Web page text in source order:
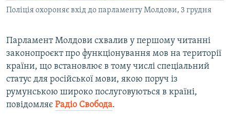
ІНФОГРАФІКА
ДОЛУЧАЙСЯ!
Усі сайти RFE/RL
Поліція охороняє вхід до парламенту Молдови, 3 грудня
Парламент Молдови схвалив у першому читанні
законопроєкт про функціонування мов на території
країни, що встановлює в тому числі спеціальний
статус для російської мови, якою поруч із
румунською широко послуговуються в країні,
повідомляє Радіо Свобода.